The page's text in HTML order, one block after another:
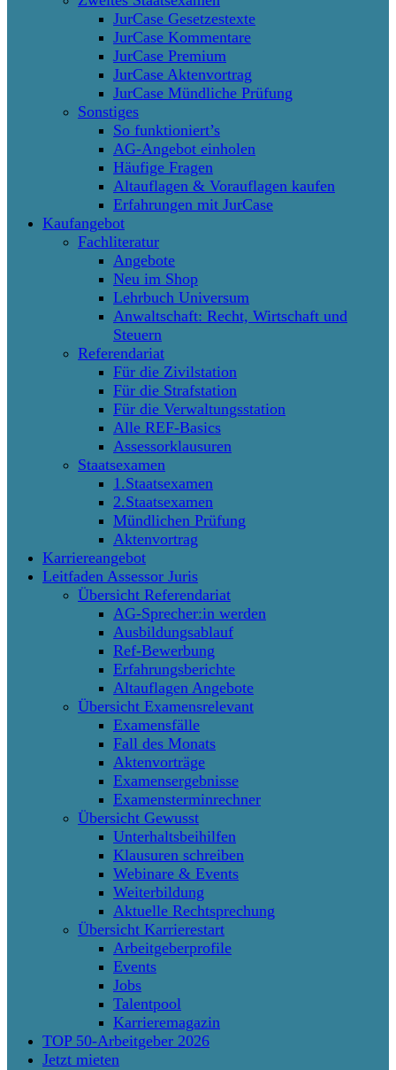
JurCase Gesetzestexte
JurCase Kommentare
JurCase Premium
JurCase Aktenvortrag
JurCase Mündliche Prüfung
Sonstiges
So funktioniert’s
AG-Angebot einholen
Häufige Fragen
Altauflagen & Vorauflagen kaufen
Erfahrungen mit JurCase
Kaufangebot
Fachliteratur
Angebote
Neu im Shop
Lehrbuch Universum
Anwaltschaft: Recht, Wirtschaft und
Steuern
Referendariat
Für die Zivilstation
Für die Strafstation
Für die Verwaltungsstation
Alle REF-Basics
Assessorklausuren
Staatsexamen
1.Staatsexamen
2.Staatsexamen
Mündlichen Prüfung
Aktenvortrag
Karriereangebot
Leitfaden Assessor Juris
Übersicht Referendariat
AG-Sprecher:in werden
Ausbildungsablauf
Ref-Bewerbung
Erfahrungsberichte
Altauflagen Angebote
Übersicht Examensrelevant
Examensfälle
Fall des Monats
Aktenvorträge
Examensergebnisse
Examensterminrechner
Übersicht Gewusst
Unterhaltsbeihilfen
Klausuren schreiben
Webinare & Events
Weiterbildung
Aktuelle Rechtsprechung
Übersicht Karrierestart
Arbeitgeberprofile
Events
Jobs
Talentpool
Karrieremagazin
TOP 50-Arbeitgeber 2026
Jetzt mieten